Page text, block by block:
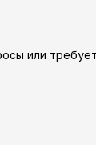
или